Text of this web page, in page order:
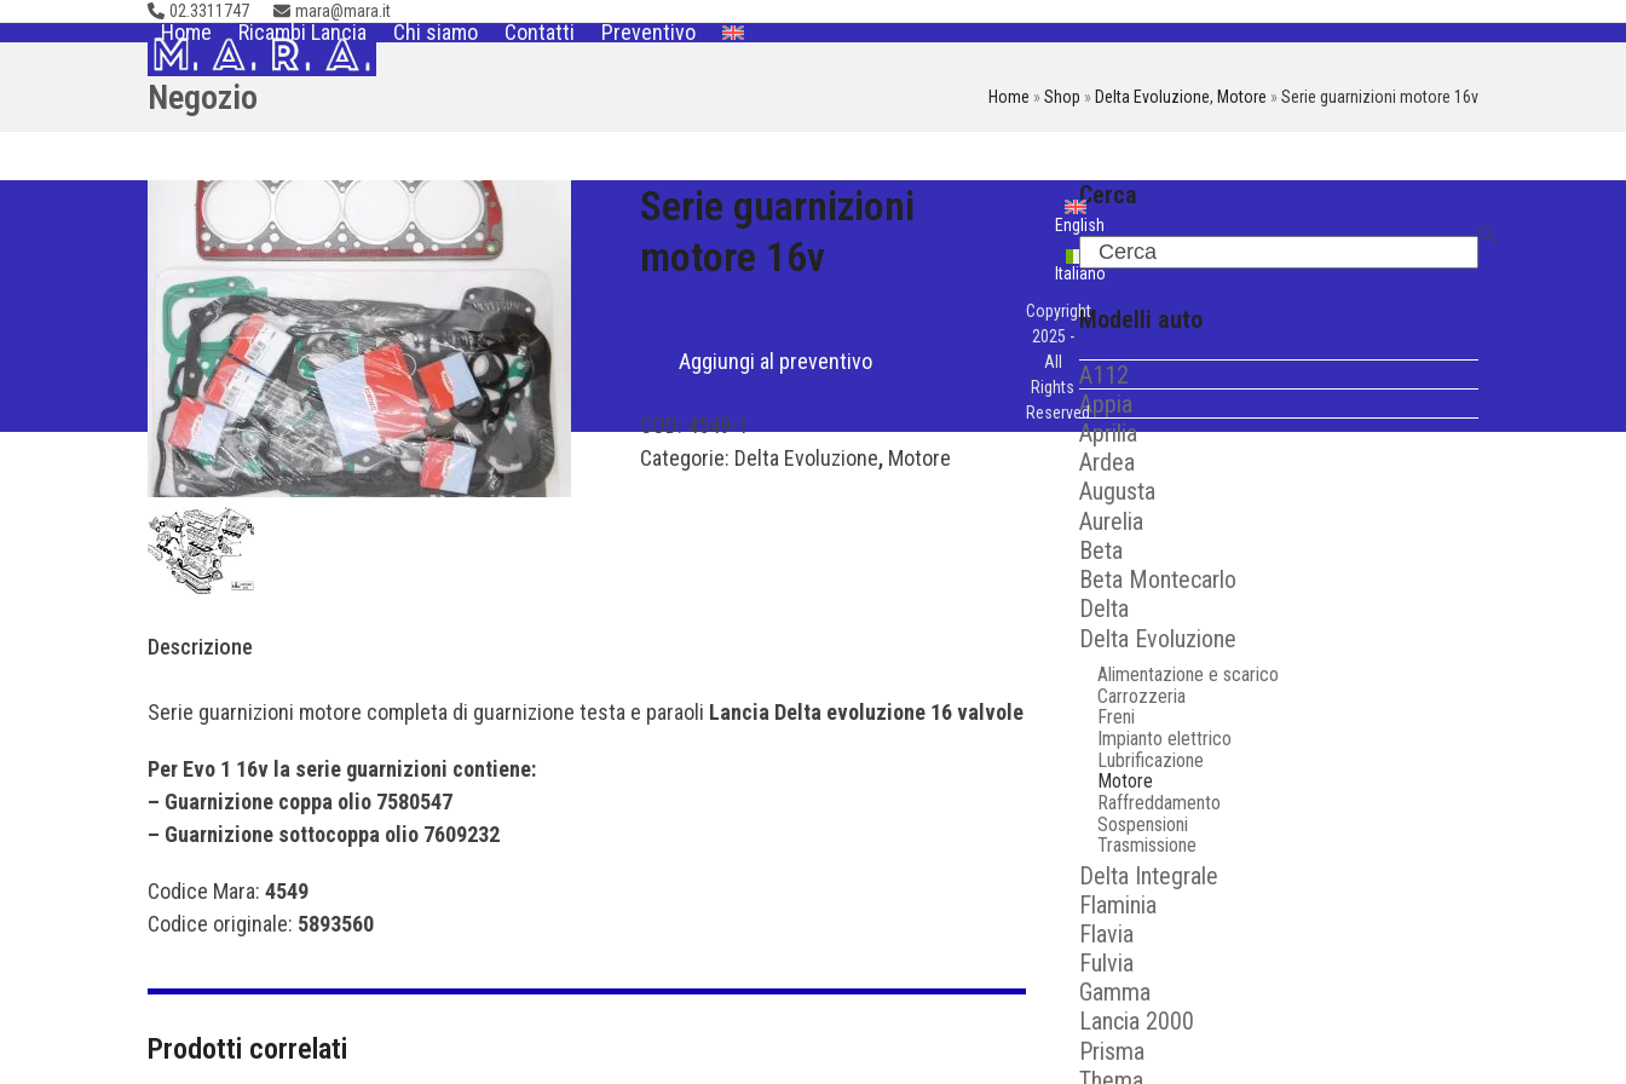
to
02.3311747 mara@mara.it
Home Ricambi Lancia Chi siamo Contatti Preventivo
Negozio Home » Shop » Delta Evoluzione, Motore » Serie guarnizioni motore 16v
Serie guarnizioni
motore 16v
Aggiungi al preventivo
COD: 4549-1
Categorie: Delta Evoluzione, Motore
Descrizione
Serie guarnizioni motore completa di guarnizione testa e paraoli Lancia Delta evoluzione 16 valvole
Per Evo 1 16v la serie guarnizioni contiene:
– Guarnizione coppa olio 7580547
– Guarnizione sottocoppa olio 7609232
Codice Mara: 4549
Codice originale: 5893560
Prodotti correlati
Cerca
Search
Modelli auto
A112
Appia
Aprilia
Ardea
Augusta
Aurelia
Beta
Beta Montecarlo
Delta
Delta Evoluzione
Alimentazione e scarico
Carrozzeria
Freni
Impianto elettrico
Lubrificazione
Motore
Raffreddamento
Sospensioni
Trasmissione
Delta Integrale
Flaminia
Flavia
Fulvia
Gamma
Lancia 2000
Prisma
English
Italiano
Copyright
2025 -
All
Rights
Reserved